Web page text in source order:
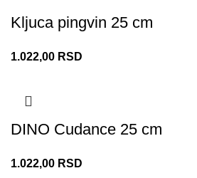
Kljuca pingvin 25 cm
1.022,00 RSD
DINO Cudance 25 cm
1.022,00 RSD